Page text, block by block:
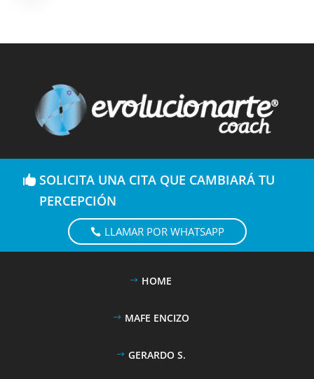
SOLICITA UNA CITA QUE CAMBIARÁ TU
PERCEPCIÓN
LLAMAR POR WHATSAPP
HOME
MAFE ENCIZO
GERARDO S.